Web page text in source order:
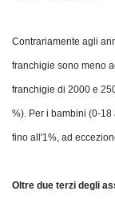
Contrariamente agli
franchigie sono meno
franchigie di 2000 e
%). Per i bambini (0-
fino all'1%, ad
Oltre due terzi degli